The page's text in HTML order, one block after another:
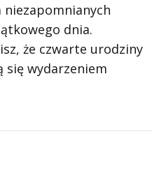
dnia.
że czwarte urodziny
się wydarzeniem